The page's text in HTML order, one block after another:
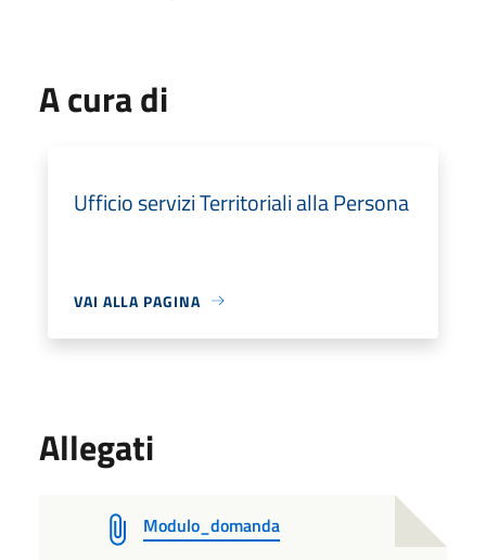
A cura di
Ufficio servizi Territoriali alla Persona
VAI ALLA PAGINA
Allegati
Modulo_domanda